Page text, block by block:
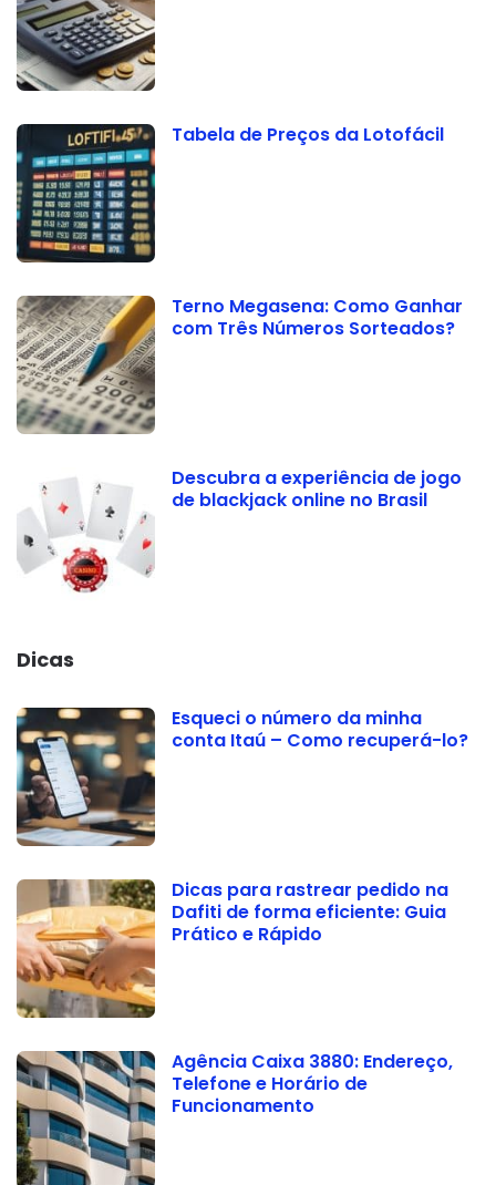
Tabela de Preços da Lotofácil
Terno Megasena: Como Ganhar
com Três Números Sorteados?
Descubra a experiência de jogo
de blackjack online no Brasil
Dicas
Esqueci o número da minha
conta Itaú – Como recuperá-lo?
Dicas para rastrear pedido na
Dafiti de forma eficiente: Guia
Prático e Rápido
Agência Caixa 3880: Endereço,
Telefone e Horário de
Funcionamento